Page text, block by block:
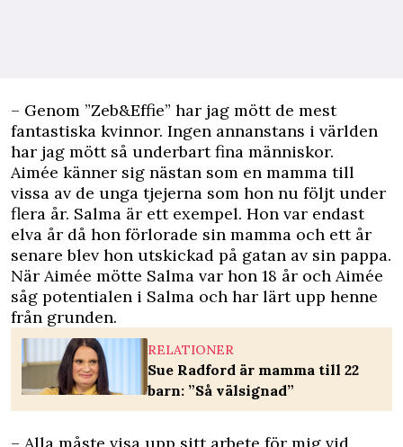
– Genom ”Zeb&Effie” har jag mött de mest
fantastiska kvinnor. Ingen annanstans i världen
har jag mött så underbart fina människor.
Aimée känner sig nästan som en mamma till
vissa av de unga tjejerna som hon nu följt under
flera år. Salma är ett exempel. Hon var endast
elva år då hon förlorade sin mamma och ett år
senare blev hon utskickad på gatan av sin pappa.
När Aimée mötte Salma var hon 18 år och Aimée
såg potentialen i Salma och har lärt upp henne
från grunden.
RELATIONER
Sue Radford är mamma till 22
barn: ”Så välsignad”
– Alla måste visa upp sitt arbete för mig vid